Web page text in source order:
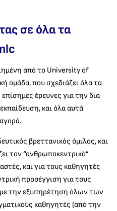
σε όλα τα
από το University of
ομάδα, που σχεδιάζει όλα τα
έρευνες για την δια
και όλα αυτά
βρεττανικός όμιλος, και
τον “ανθρωποκεντρικό”
και για τους καθηγητές
προσέγγιση για τους
την εξυπηρέτηση όλων των
καθηγητές (από την